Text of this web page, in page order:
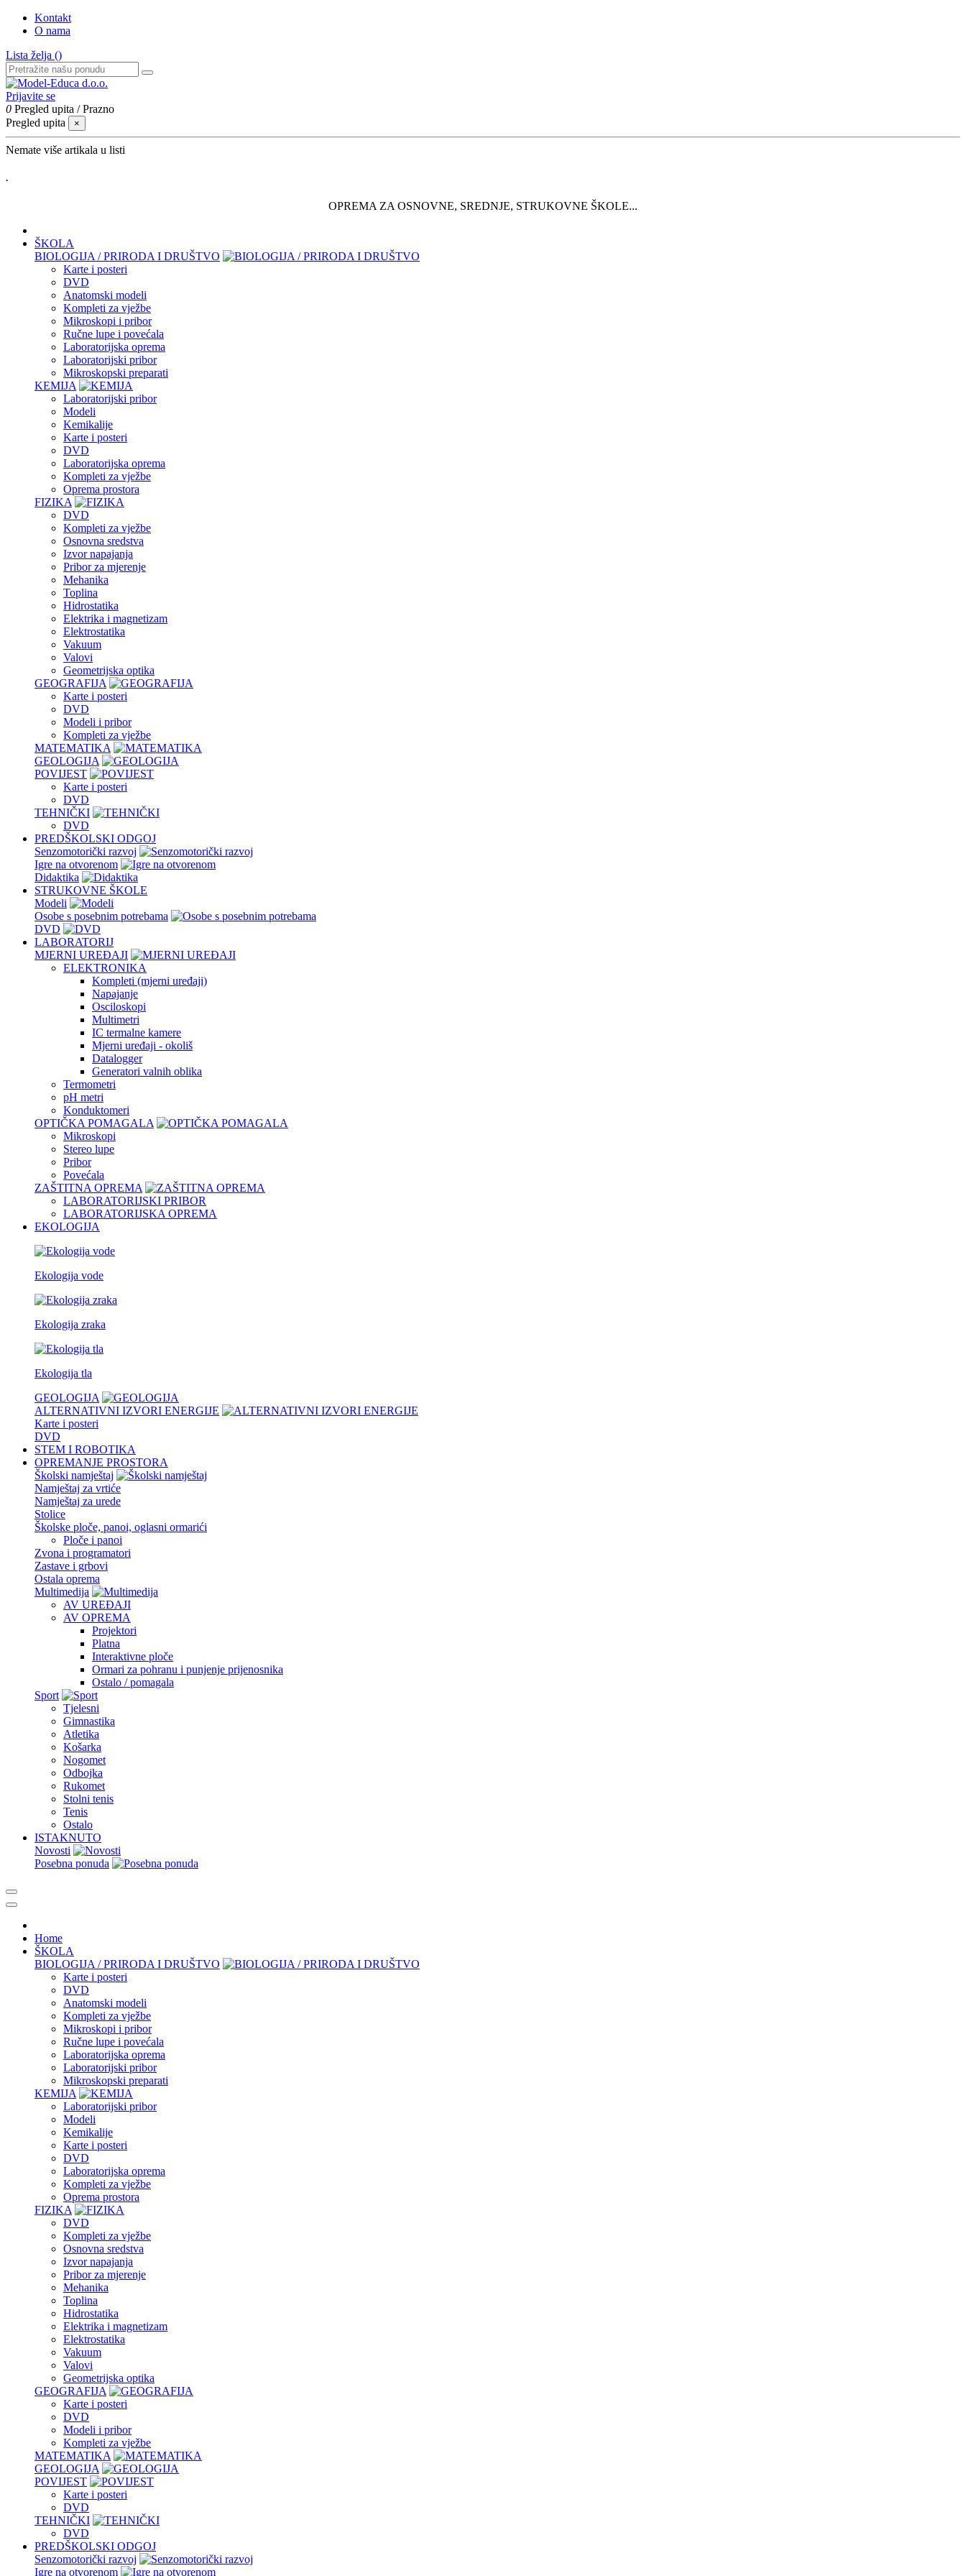
Kontakt
O nama
Lista želja ()
Prijavite se
0 Pregled upita /Prazno
Pregled upita
×
Nemate više artikala u listi
.
OPREMA ZA OSNOVNE, SREDNJE, STRUKOVNE ŠKOLE...
ŠKOLA
BIOLOGIJA / PRIRODA I DRUŠTVO
Karte i posteri
DVD
Anatomski modeli
Kompleti za vježbe
Mikroskopi i pribor
Ručne lupe i povećala
Laboratorijska oprema
Laboratorijski pribor
Mikroskopski preparati
KEMIJA
Laboratorijski pribor
Modeli
Kemikalije
Karte i posteri
DVD
Laboratorijska oprema
Kompleti za vježbe
Oprema prostora
FIZIKA
DVD
Kompleti za vježbe
Osnovna sredstva
Izvor napajanja
Pribor za mjerenje
Mehanika
Toplina
Hidrostatika
Elektrika i magnetizam
Elektrostatika
Vakuum
Valovi
Geometrijska optika
GEOGRAFIJA
Karte i posteri
DVD
Modeli i pribor
Kompleti za vježbe
MATEMATIKA
GEOLOGIJA
POVIJEST
Karte i posteri
DVD
TEHNIČKI
DVD
PREDŠKOLSKI ODGOJ
Senzomotorički razvoj
Igre na otvorenom
Didaktika
STRUKOVNE ŠKOLE
Modeli
Osobe s posebnim potrebama
DVD
LABORATORIJ
MJERNI UREĐAJI
ELEKTRONIKA
Kompleti (mjerni uređaji)
Napajanje
Osciloskopi
Multimetri
IC termalne kamere
Mjerni uređaji - okoliš
Datalogger
Generatori valnih oblika
Termometri
pH metri
Konduktomeri
OPTIČKA POMAGALA
Mikroskopi
Stereo lupe
Pribor
Povećala
ZAŠTITNA OPREMA
LABORATORIJSKI PRIBOR
LABORATORIJSKA OPREMA
EKOLOGIJA
Ekologija vode
Ekologija zraka
Ekologija tla
GEOLOGIJA
ALTERNATIVNI IZVORI ENERGIJE
Karte i posteri
DVD
STEM I ROBOTIKA
OPREMANJE PROSTORA
Školski namještaj
Namještaj za vrtiće
Namještaj za urede
Stolice
Školske ploče, panoi, oglasni ormarići
Ploče i panoi
Zvona i programatori
Zastave i grbovi
Ostala oprema
Multimedija
AV UREĐAJI
AV OPREMA
Projektori
Platna
Interaktivne ploče
Ormari za pohranu i punjenje prijenosnika
Ostalo / pomagala
Sport
Tjelesni
Gimnastika
Atletika
Košarka
Nogomet
Odbojka
Rukomet
Stolni tenis
Tenis
Ostalo
ISTAKNUTO
Novosti
Posebna ponuda
Home
ŠKOLA
BIOLOGIJA / PRIRODA I DRUŠTVO
Karte i posteri
DVD
Anatomski modeli
Kompleti za vježbe
Mikroskopi i pribor
Ručne lupe i povećala
Laboratorijska oprema
Laboratorijski pribor
Mikroskopski preparati
KEMIJA
Laboratorijski pribor
Modeli
Kemikalije
Karte i posteri
DVD
Laboratorijska oprema
Kompleti za vježbe
Oprema prostora
FIZIKA
DVD
Kompleti za vježbe
Osnovna sredstva
Izvor napajanja
Pribor za mjerenje
Mehanika
Toplina
Hidrostatika
Elektrika i magnetizam
Elektrostatika
Vakuum
Valovi
Geometrijska optika
GEOGRAFIJA
Karte i posteri
DVD
Modeli i pribor
Kompleti za vježbe
MATEMATIKA
GEOLOGIJA
POVIJEST
Karte i posteri
DVD
TEHNIČKI
DVD
PREDŠKOLSKI ODGOJ
Senzomotorički razvoj
Igre na otvorenom